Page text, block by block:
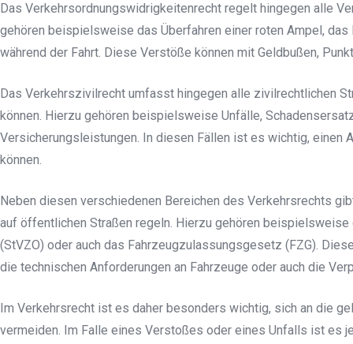
Das Verkehrsordnungswidrigkeitenrecht regelt hingegen alle
gehören beispielsweise das Überfahren einer roten Ampel,
während der Fahrt. Diese Verstöße können mit Geldbußen,
Das Verkehrszivilrecht umfasst hingegen alle zivilrechtlichen
können. Hierzu gehören beispielsweise Unfälle,
Versicherungsleistungen. In diesen Fällen ist es wichtig, einen
können.
Neben diesen verschiedenen Bereichen des Verkehrsrechts
auf öffentlichen Straßen regeln. Hierzu gehören
(StVZO) oder auch das Fahrzeugzulassungsgesetz (FZG).
die technischen Anforderungen an Fahrzeuge oder auch die
Im Verkehrsrecht ist es daher besonders wichtig, sich an die
vermeiden. Im Falle eines Verstoßes oder eines Unfalls ist es